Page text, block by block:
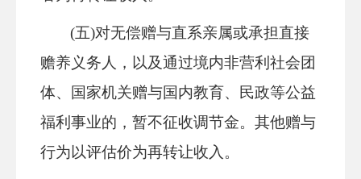
(五)对无偿赠与直系亲属或承担直接
赡养义务人，以及通过境内非营利社会团
体、国家机关赠与国内教育、民政等公益
福利事业的，暂不征收调节金。其他赠与
行为以评估价为再转让收入。